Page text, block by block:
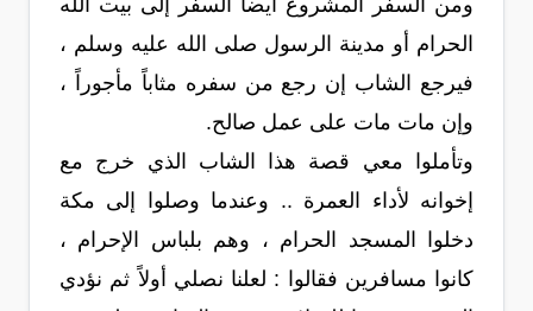
ومن السفر المشروع أيضاً السفر إلى بيت الله
الحرام أو مدينة الرسول صلى الله عليه وسلم ،
فيرجع الشاب إن رجع من سفره مثاباً مأجوراً ،
وإن مات مات على عمل صالح.
وتأملوا معي قصة هذا الشاب الذي خرج مع
إخوانه لأداء العمرة .. وعندما وصلوا إلى مكة
دخلوا المسجد الحرام ، وهم بلباس الإحرام ،
كانوا مسافرين فقالوا : لعلنا نصلي أولاً ثم نؤدي